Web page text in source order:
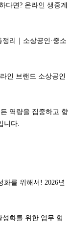
다면? 온라인 생중계
리｜소상공인·중소
인 브랜드 소상공인
역량을 집중하고 향
니다.
화를 위해서! 2026년
화를 위한 업무 협